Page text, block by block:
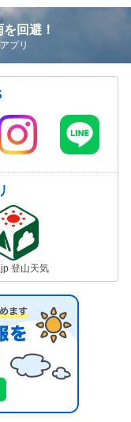
回避！
プリ
登山天気